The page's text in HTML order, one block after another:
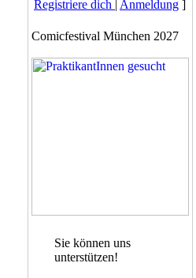
Registriere dich | Anmeldung ]
Comicfestival München 2027
Sie können uns
unterstützen!